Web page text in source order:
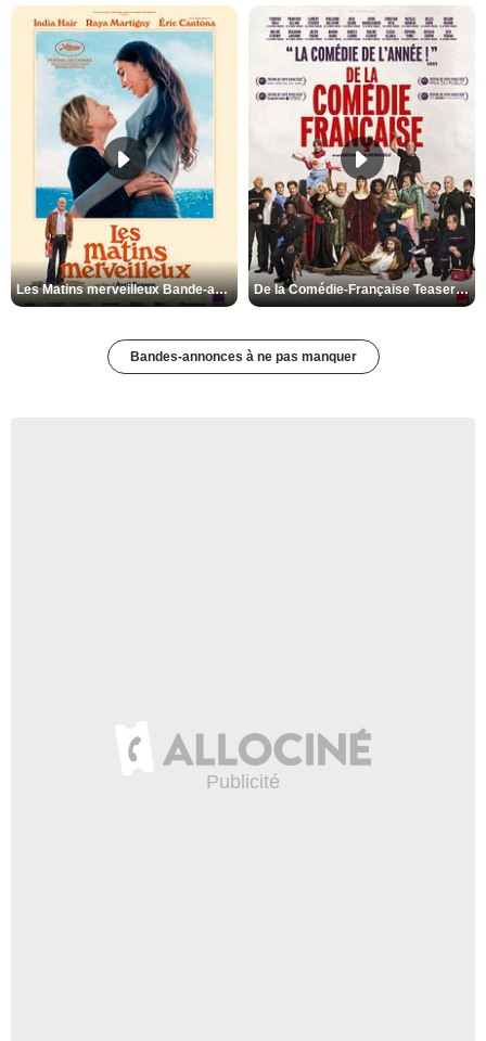
Les Matins merveilleux Bande-annonce VF De la Comédie-Française Teaser VF
Bandes-annonces à ne pas manquer